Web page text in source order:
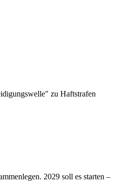
zu Haftstrafen
2029 soll es starten –